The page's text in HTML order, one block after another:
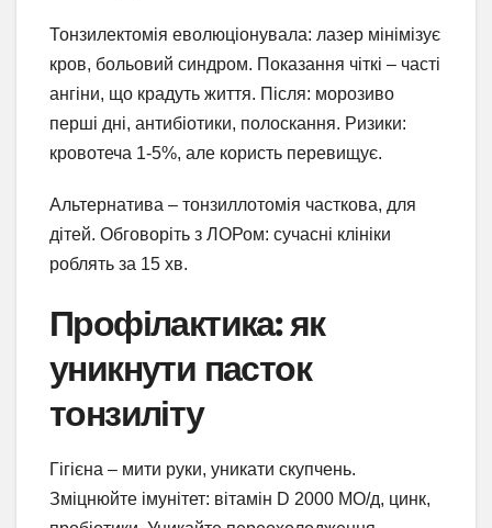
Тонзилектомія еволюціонувала: лазер мінімізує
кров, больовий синдром. Показання чіткі – часті
ангіни, що крадуть життя. Після: морозиво
перші дні, антибіотики, полоскання. Ризики:
кровотеча 1-5%, але користь перевищує.
Альтернатива – тонзиллотомія часткова, для
дітей. Обговоріть з ЛОРом: сучасні клініки
роблять за 15 хв.
Профілактика: як
уникнути пасток
тонзиліту
Гігієна – мити руки, уникати скупчень.
Зміцнюйте імунітет: вітамін D 2000 МО/д, цинк,